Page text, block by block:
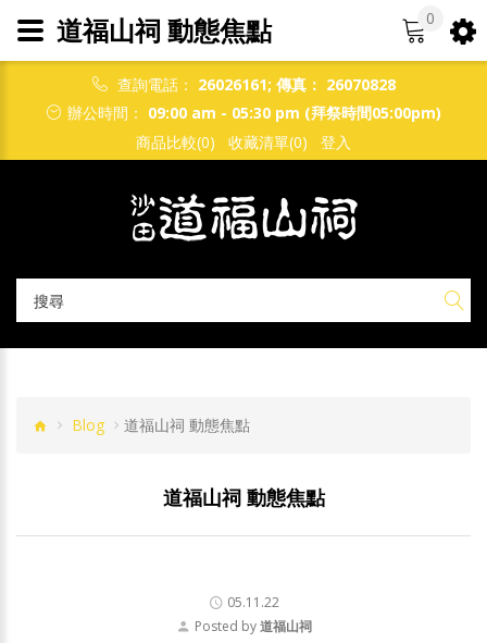
查詢電話： 26026161; 傳真： 26070828
辦公時間： 09:00 am - 05:30 pm (拜祭時間05:00pm)
商品比較(0)
收藏清單(0) 登入
0
Blog 道福山祠 動態焦點
道福山祠 動態焦點
05.11.22
Posted by道福山祠
道福山祠 動態焦點